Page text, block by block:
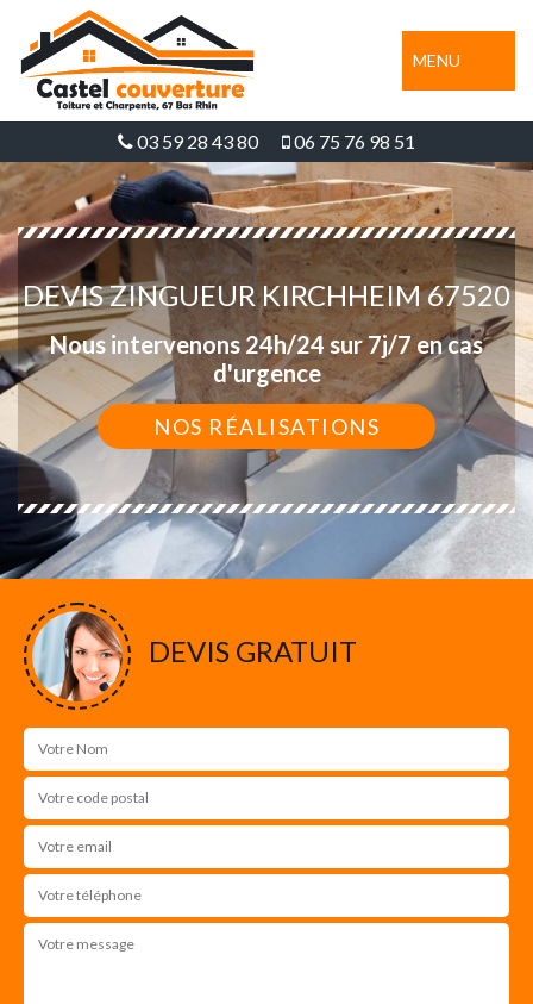
MENU
03 59 28 43 80 06 75 76 98 51
DEVIS ZINGUEUR KIRCHHEIM 67520
Nous intervenons 24h/24 sur 7j/7 en cas
d'urgence
NOS RÉALISATIONS
DEVIS GRATUIT